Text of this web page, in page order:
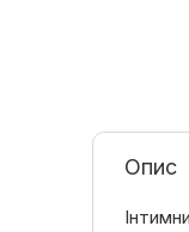
Опис